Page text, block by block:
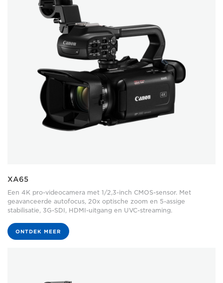
XA65
Een 4K pro-videocamera met 1/2,3-inch CMOS-sensor. Met
geavanceerde autofocus, 20x optische zoom en 5-assige
stabilisatie, 3G-SDI, HDMI-uitgang en UVC-streaming.
ONTDEK MEER